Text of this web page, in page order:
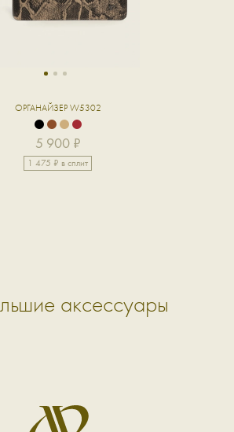
1 2 3
ОРГАНАЙЗЕР W5302
5 900 ₽
1 475 ₽ в сплит
аксессуары